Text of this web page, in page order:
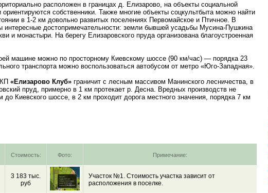
расположен в границах д. Елизарово, на объекты социальной
собственники. Также многие объекты соцкультбыта можно найти
в 1-2 км довольно развитых поселениях Первомайское и Птичное. В
интересные достопримечательности: земли бывшей усадьбы Мусина-Пушкина
и монастыри. На берегу Елизаровского пруда организована благоустроенная
машине можно по просторному Киевскому шоссе (90 км/час) — порядка 23
транспорта можно воспользоваться автобусом от метро «Юго-Западная».
«Елизарово Клуб» граничит с лесным массивом Манинского лесничества, в
пруд, примерно в 1 км протекает р. Десна. Вредных производств не
Киевского шоссе, в 2 км проходит дорога местного значения, порядка 7 км
Стоимость: Фото: Примечание:
3 183 тыс.
руб
Участок №1. Стоимость участка зависит от
расположения в поселке.